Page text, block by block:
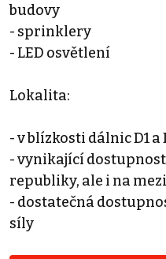
budovy
- sprinklery
- LED osvětlení
Lokalita:
- v blízkosti dálnic D1 a
- vynikající dostupnost
republiky, ale i na
- dostatečná
síly